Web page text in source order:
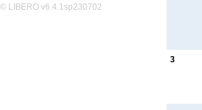
© LIBERO v6.4.1sp230702
3